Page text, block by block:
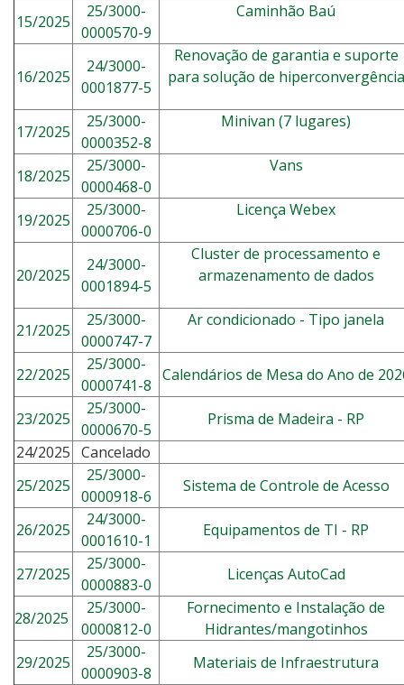
15/2025
25/3000-
0000570-9
Caminhão Baú
16/2025
24/3000-
0001877-5
Renovação de garantia e suporte
para solução de hiperconvergência
17/2025
25/3000-
0000352-8
Minivan (7 lugares)
18/2025
25/3000-
0000468-0
Vans
19/2025
25/3000-
0000706-0
Licença Webex
20/2025
24/3000-
0001894-5
Cluster de processamento e
armazenamento de dados
21/2025
25/3000-
0000747-7
Ar condicionado - Tipo janela
22/2025
25/3000-
0000741-8
Calendários de Mesa do Ano de
23/2025
25/3000-
0000670-5
Prisma de Madeira - RP
24/2025 Cancelado
25/2025
25/3000-
0000918-6
Sistema de Controle de Acesso
26/2025
24/3000-
0001610-1
Equipamentos de TI - RP
27/2025
25/3000-
0000883-0
Licenças AutoCad
28/2025
25/3000-
0000812-0
Fornecimento e Instalação de
Hidrantes/mangotinhos
29/2025
25/3000-
0000903-8
Materiais de Infraestrutura